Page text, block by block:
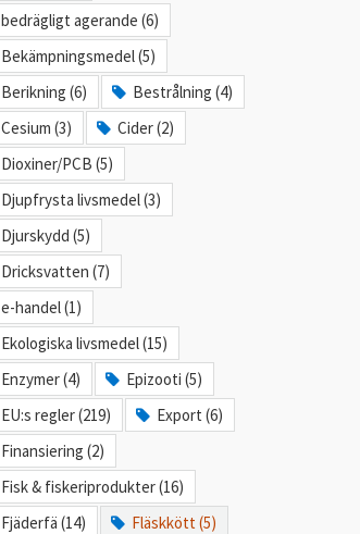
bedrägligt agerande (6)
Bekämpningsmedel (5)
Berikning (6)
Bestrålning (4)
Cesium (3)
Cider (2)
Dioxiner/PCB (5)
Djupfrysta livsmedel (3)
Djurskydd (5)
Dricksvatten (7)
e-handel (1)
Ekologiska livsmedel (15)
Enzymer (4)
Epizooti (5)
EU:s regler (219)
Export (6)
Finansiering (2)
Fisk & fiskeriprodukter (16)
Fjäderfä (14)
Fläskkött (5)